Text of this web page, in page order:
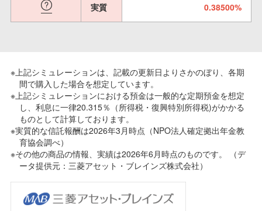
実質 0.38500%
※上記シミュレーションは、記載の更新日よりさかのぼり、各期
間で購入した場合を想定しています。
※上記シミュレーションにおける預金は一般的な定期預金を想定
し、利息に一律20.315％（所得税・復興特別所得税)がかかる
ものとして計算しております。
※実質的な信託報酬は2026年3月時点（NPO法人確定拠出年金教
育協会調べ）
※その他の商品の情報、実績は2026年6月時点のものです。 （デ
ータ提供元：三菱アセット・ブレインズ株式会社）